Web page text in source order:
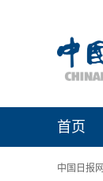
首页
中国日报网